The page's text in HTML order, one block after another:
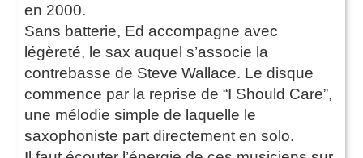
en 2000.
Sans batterie, Ed accompagne avec
légèreté, le sax auquel s’associe la
contrebasse de Steve Wallace. Le disque
commence par la reprise de “I Should Care”,
une mélodie simple de laquelle le
saxophoniste part directement en solo.